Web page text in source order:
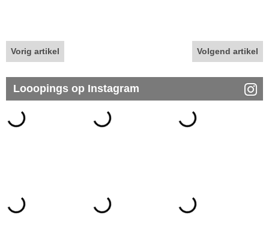
Vorig artikel Volgend artikel
Looopings op Instagram